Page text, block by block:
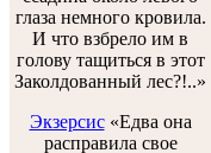
глаза немного кровила.
И что взбрело им в
голову тащиться в этот
Заколдованный лес?!..»
Экзерсис«Едва она
расправила свое